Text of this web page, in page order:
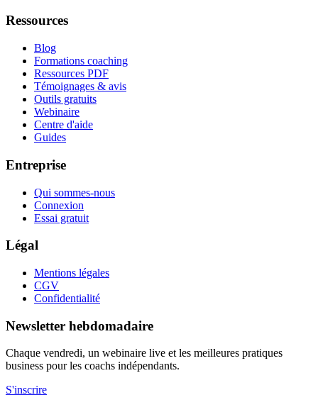
Ressources
Blog
Formations coaching
Ressources PDF
Témoignages & avis
Outils gratuits
Webinaire
Centre d'aide
Guides
Entreprise
Qui sommes-nous
Connexion
Essai gratuit
Légal
Mentions légales
CGV
Confidentialité
Newsletter hebdomadaire
Chaque vendredi, un webinaire live et les meilleures pratiques
business pour les coachs indépendants.
S'inscrire